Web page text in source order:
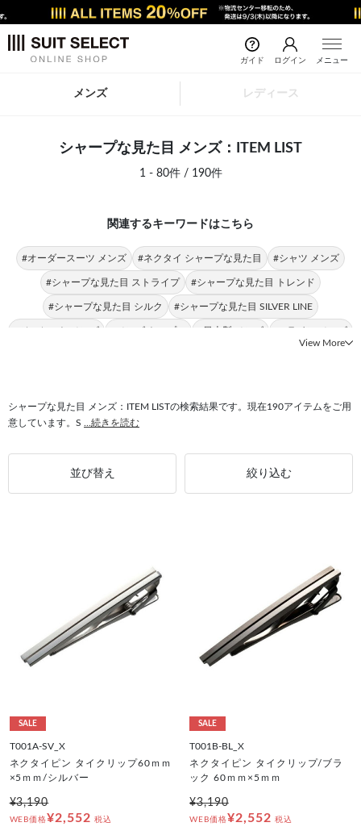
ガイド ログイン メニュー
メンズ レディース
シャープな見た目 メンズ：ITEM LIST
1 - 80件 / 190件
関連するキーワードはこちら
#オーダースーツ メンズ #ネクタイ シャープな見た目 #シャツ メンズ
#シャープな見た目 ストライプ #シャープな見た目 トレンド
#シャープな見た目 シルク #シャープな見た目 SILVER LINE
#ジャケット メンズ #メンズ トップス #日本製 メンズ #Aライン メンズ
#シャープな見た目 コットン #ストレッチ メンズ #ベルト メンズ
#ピンバックルベルト メンズ
View More
シャープな見た目 メンズ：ITEM LISTの検索結果です。現在190アイテムをご用
意しています。S
...続きを読む
並び替え 絞り込む
SALE
T001A-SV_X
ネクタイピン タイクリップ60ｍｍ
×5ｍｍ/シルバー
¥3,190
WEB価格¥2,552 税込
SALE
T001B-BL_X
ネクタイピン タイクリップ/ブラ
ック 60ｍｍ×5ｍｍ
¥3,190
WEB価格¥2,552 税込